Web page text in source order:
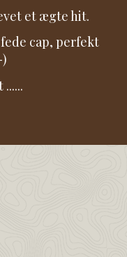
et ægte hit.
cap, perfekt